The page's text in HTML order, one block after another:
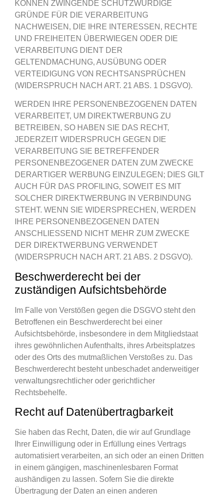
KÖNNEN ZWINGENDE SCHUTZWÜRDIGE
GRÜNDE FÜR DIE VERARBEITUNG
NACHWEISEN, DIE IHRE INTERESSEN, RECHTE
UND FREIHEITEN ÜBERWIEGEN ODER DIE
VERARBEITUNG DIENT DER
GELTENDMACHUNG, AUSÜBUNG ODER
VERTEIDIGUNG VON RECHTSANSPRÜCHEN
(WIDERSPRUCH NACH ART. 21 ABS. 1 DSGVO).
WERDEN IHRE PERSONENBEZOGENEN DATEN
VERARBEITET, UM DIREKTWERBUNG ZU
BETREIBEN, SO HABEN SIE DAS RECHT,
JEDERZEIT WIDERSPRUCH GEGEN DIE
VERARBEITUNG SIE BETREFFENDER
PERSONENBEZOGENER DATEN ZUM ZWECKE
DERARTIGER WERBUNG EINZULEGEN; DIES GILT
AUCH FÜR DAS PROFILING, SOWEIT ES MIT
SOLCHER DIREKTWERBUNG IN VERBINDUNG
STEHT. WENN SIE WIDERSPRECHEN, WERDEN
IHRE PERSONENBEZOGENEN DATEN
ANSCHLIESSEND NICHT MEHR ZUM ZWECKE
DER DIREKTWERBUNG VERWENDET
(WIDERSPRUCH NACH ART. 21 ABS. 2 DSGVO).
Beschwerde­recht bei der
zuständigen Aufsichts­behörde
Im Falle von Verstößen gegen die DSGVO steht den
Betroffenen ein Beschwerderecht bei einer
Aufsichtsbehörde, insbesondere in dem Mitgliedstaat
ihres gewöhnlichen Aufenthalts, ihres Arbeitsplatzes
oder des Orts des mutmaßlichen Verstoßes zu. Das
Beschwerderecht besteht unbeschadet anderweitiger
verwaltungsrechtlicher oder gerichtlicher
Rechtsbehelfe.
Recht auf Daten­übertrag­barkeit
Sie haben das Recht, Daten, die wir auf Grundlage
Ihrer Einwilligung oder in Erfüllung eines Vertrags
automatisiert verarbeiten, an sich oder an einen Dritten
in einem gängigen, maschinenlesbaren Format
aushändigen zu lassen. Sofern Sie die direkte
Übertragung der Daten an einen anderen